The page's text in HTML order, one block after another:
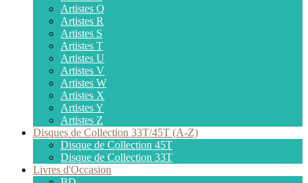
Artistes Q
Artistes R
Artistes S
Artistes T
Artistes U
Artistes V
Artistes W
Artistes X
Artistes Y
Artistes Z
Disques de Collection 33T/45T (A-Z)
Disque de Collection 45T
Disque de Collection 33T
Livres d'Occasion